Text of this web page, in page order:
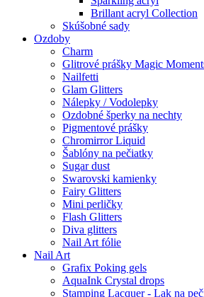
Brillant acryl Collection
Skúšobné sady
Ozdoby
Charm
Glitrové prášky Magic
Nailfetti
Glam Glitters
Nálepky / Vodolepky
Ozdobné šperky na nechty
Pigmentové prášky
Chromirror Liquid
Šablóny na pečiatky
Sugar dust
Swarovski kamienky
Fairy Glitters
Mini perličky
Flash Glitters
Diva glitters
Nail Art fólie
Nail Art
Grafix Poking gels
AquaInk Crystal drops
Stamping Lacquer - Lak na